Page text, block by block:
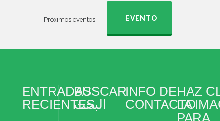
Próximos eventos EVENTO
ENTRADAS
RECIENTES
BUSCAR
البحث
INFO DE
CONTACTO
HAZ
LA
PARA